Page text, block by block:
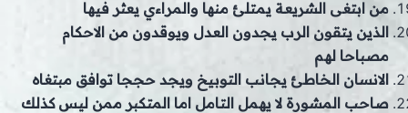
من ابتغى الشريعة يمتلئ منها والمراءي يعثر فيها
الذين يتقون الرب يجدون العدل ويوقدون من الاحكام
مصباحا لهم
الانسان الخاطئ يجانب التوبيخ ويجد حججا توافق مبتغاه
صاحب المشورة لا يهمل التامل اما المتكبر ممن ليس كذلك